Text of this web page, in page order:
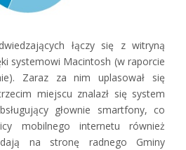
łączy się z witryną
systemowi Macintosh (w raporcie
Zaraz za nim uplasował się
miejscu znalazł się system
głownie smartfony, co
mobilnego internetu również
na stronę radnego Gminy